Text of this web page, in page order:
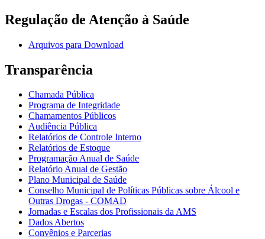
Regulação de Atenção à Saúde
Arquivos para Download
Transparência
Chamada Pública
Programa de Integridade
Chamamentos Públicos
Audiência Pública
Relatórios de Controle Interno
Relatórios de Estoque
Programação Anual de Saúde
Relatório Anual de Gestão
Plano Municipal de Saúde
Conselho Municipal de Políticas Públicas sobre Álcool e
Outras Drogas - COMAD
Jornadas e Escalas dos Profissionais da AMS
Dados Abertos
Convênios e Parcerias